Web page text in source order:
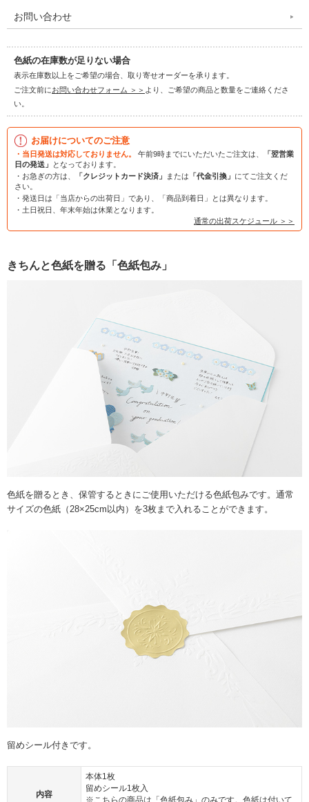
お問い合わせ
色紙の在庫数が足りない場合
表示在庫数以上をご希望の場合、取り寄せオーダーを承ります。
ご注文前にお問い合わせフォーム ＞＞ より、ご希望の商品と数量をご連絡くださ
い。
お届けについてのご注意
・当日発送は対応しておりません。 午前9時までにいただいたご注文は、
「翌営業
日の発送」
となっております。
・お急ぎの方は、
「クレジットカード決済」 または 「代金引換」 にてご注文くだ
さい。
・発送日は「当店からの出荷日」であり、「商品到着日」とは異なります。
・土日祝日、年末年始は休業となります。
通常の出荷スケジュール ＞＞
きちんと色紙を贈る「色紙包み」
色紙を贈るとき、保管するときにご使用いただける色紙包みです。通常
サイズの色紙（28×25cm以内）を3枚まで入れることができます。
留めシール付きです。
内容
本体1枚
留めシール1枚入
※こちらの商品は「色紙包み」のみです。色紙は付いて